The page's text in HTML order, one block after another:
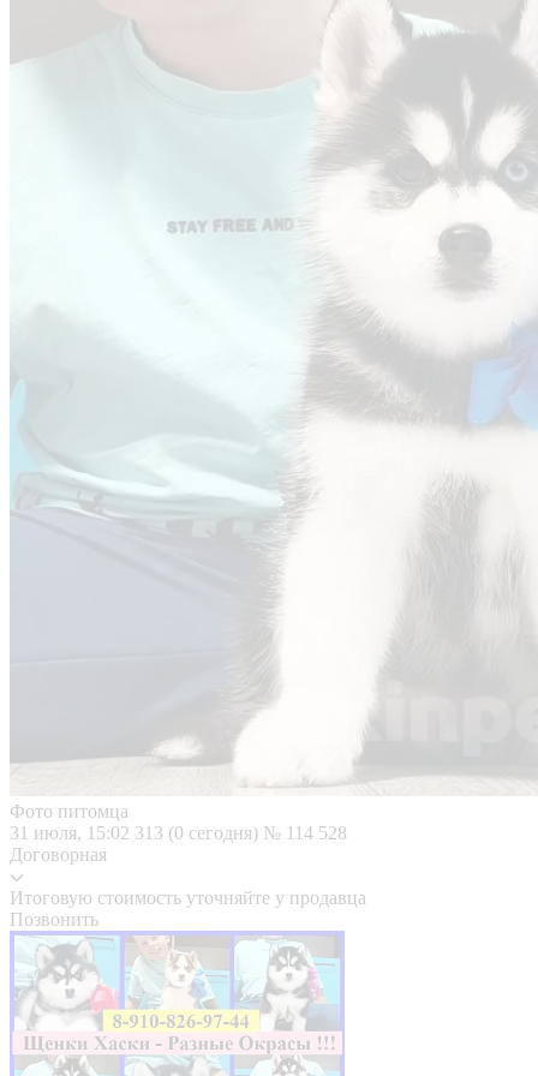
Фото питомца
31 июля, 15:02 313 (0 сегодня) № 114 528
Договорная
Итоговую стоимость уточняйте у продавца
Позвонить